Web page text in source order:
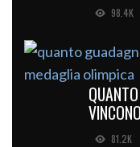
98.4K
81.2K